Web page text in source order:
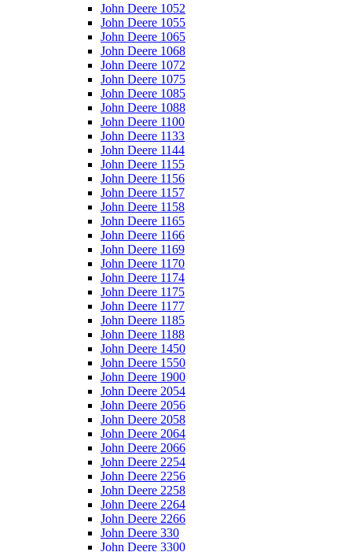
John Deere 1052
John Deere 1055
John Deere 1065
John Deere 1068
John Deere 1072
John Deere 1075
John Deere 1085
John Deere 1088
John Deere 1100
John Deere 1133
John Deere 1144
John Deere 1155
John Deere 1156
John Deere 1157
John Deere 1158
John Deere 1165
John Deere 1166
John Deere 1169
John Deere 1170
John Deere 1174
John Deere 1175
John Deere 1177
John Deere 1185
John Deere 1188
John Deere 1450
John Deere 1550
John Deere 1900
John Deere 2054
John Deere 2056
John Deere 2058
John Deere 2064
John Deere 2066
John Deere 2254
John Deere 2256
John Deere 2258
John Deere 2264
John Deere 2266
John Deere 330
John Deere 3300